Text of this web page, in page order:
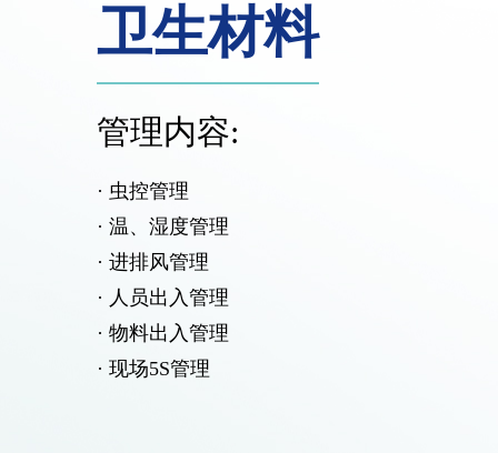
卫生材料
管理内容:
· 虫控管理
· 温、湿度管理
· 进排风管理
· 人员出入管理
· 物料出入管理
· 现场5S管理